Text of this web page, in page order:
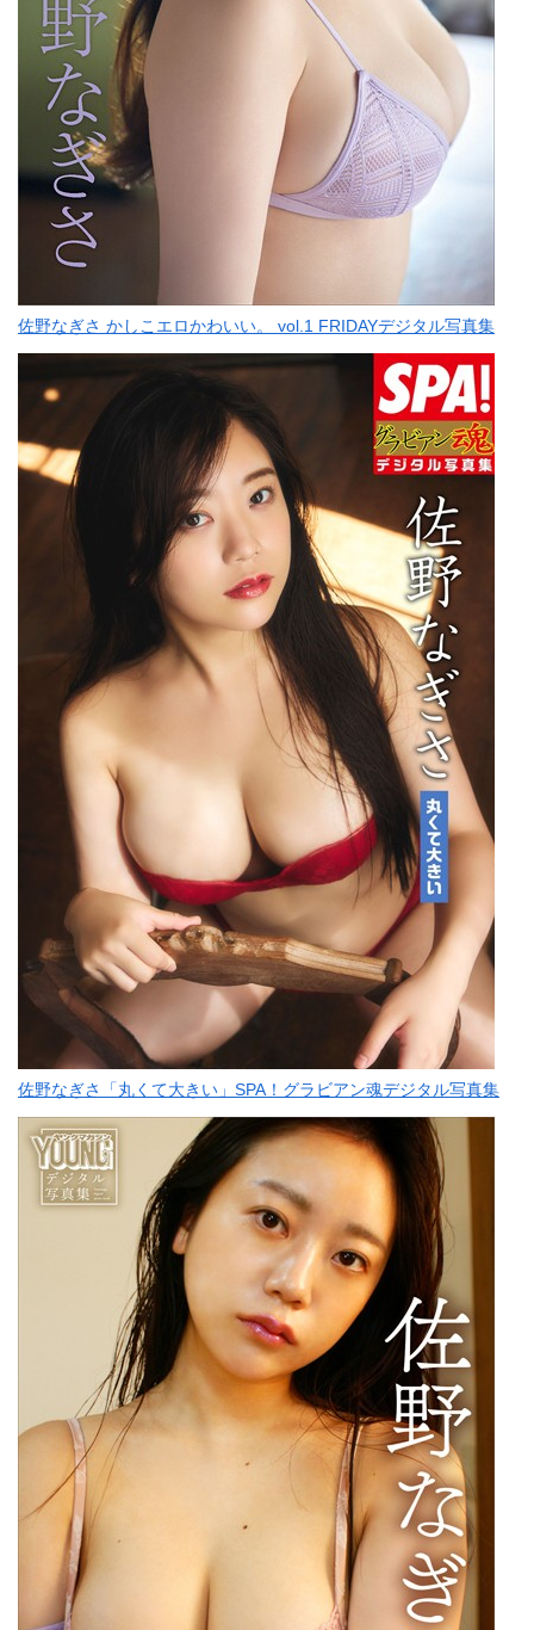
佐野なぎさ かしこエロかわいい。 vol.1 FRIDAYデジタル写真集
佐野なぎさ「丸くて大きい」SPA！グラビアン魂デジタル写真集